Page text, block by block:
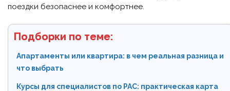
поездки безопаснее и комфортнее.
Подборки по теме:
Апартаменты или квартира: в чем реальная разница и
что выбрать
Курсы для специалистов по РАС: практическая карта